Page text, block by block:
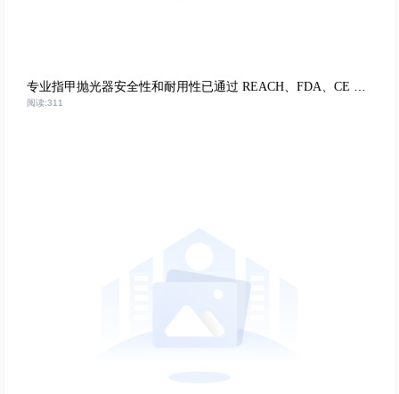
专业指甲抛光器安全性和耐用性已通过 REACH、FDA、CE 和 ISO9001 标准审核
阅读:311